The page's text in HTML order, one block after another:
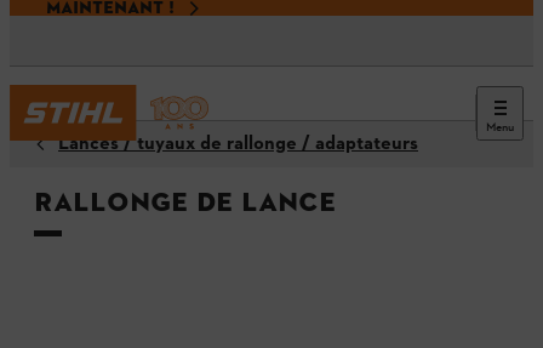
MAINTENANT !
Menu
Lances / tuyaux de rallonge / adaptateurs
Rallonge de lance